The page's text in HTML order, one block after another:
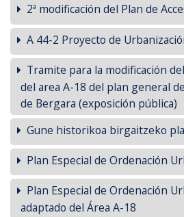
2ª modificación del Plan de
A 44-2 Proyecto de
Tramite para la modificación
del area A-18 del plan general
de Bergara (exposición pública)
Gune historikoa birgaitzeko
Plan Especial de Ordenación
Plan Especial de Ordenación
adaptado del Área A-18